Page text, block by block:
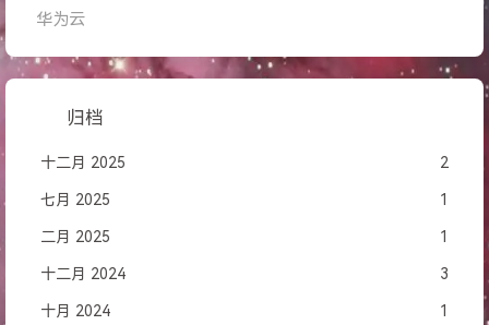
华为云
归档
十二月 2025 2
七月 2025 1
二月 2025 1
十二月 2024 3
十月 2024 1